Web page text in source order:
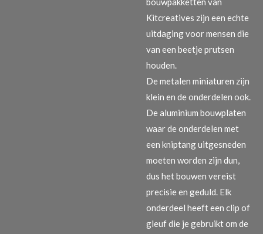
Kitcreatives zijn een echte
uitdaging voor mensen die
van een beetje prutsen
houden.
De metalen miniaturen zijn
klein en de onderdelen ook.
De aluminium bouwplaten
waar de onderdelen met
een kniptang uitgesneden
moeten worden zijn dun,
dus het bouwen vereist
precisie en geduld. Elk
onderdeel heeft een clip of
gleuf die je gebruikt om de